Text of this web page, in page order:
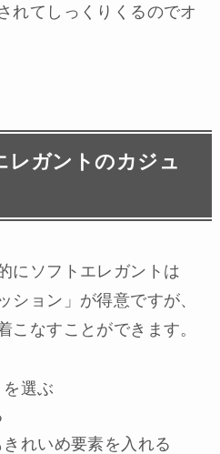
れてしっくりくるのでオ
レガントのカジュ
にソフトエレガントは
ション」が得意ですが、
こなすことができます。
選ぶ
れいめ要素を入れる